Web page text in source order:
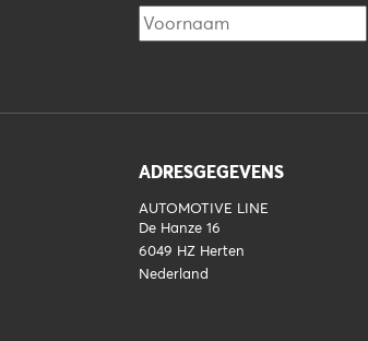
ADRESGEGEVENS
AUTOMOTIVE LINE
De Hanze 16
6049 HZ Herten
Nederland